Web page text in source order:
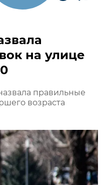
на улице
правильные
возраста